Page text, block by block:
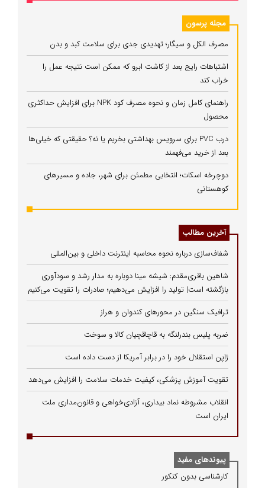
مجله پرسون
مصرف الکل و سیگار؛ تهدیدی جدی برای سلامت کبد و بدن
اشتباهات رایج بعد از کاشت ابرو که ممکن است نتیجه عمل را
خراب کند
راهنمای کامل زمان و نحوه مصرف کود NPK برای افزایش حداکثری
محصول
درب PVC برای سرویس بهداشتی بخریم یا نه؟ حقیقتی که خیلی‌ها
بعد از خرید می‌فهمند
دوچرخه اسکات؛ انتخابی مطمئن برای شهر، جاده و مسیرهای
کوهستانی
آخرین مطالب
شفاف‌سازی درباره نحوه محاسبه اینترنت داخلی و بین‌المللی
شاهین باقری‌مقدم: شیشه مینا دوباره به مدار رشد و سودآوری
بازگشته است| تولید را افزایش می‌دهیم؛ صادرات را تقویت می‌کنیم
ترافیک سنگین در محورهای کندوان و هراز
ضربه پلیس بندرلنگه به قاچاقچیان کالا و سوخت
ژاپن استقلال خود را در برابر آمریکا از دست داده است
تقویت آموزش پزشکی، کیفیت خدمات سلامت را افزایش می‌دهد
انقلاب مشروطه نماد بیداری، آزادی‌خواهی و قانون‌مداری ملت
ایران است
پیوندهای مفید
كارشناسی بدون كنكور